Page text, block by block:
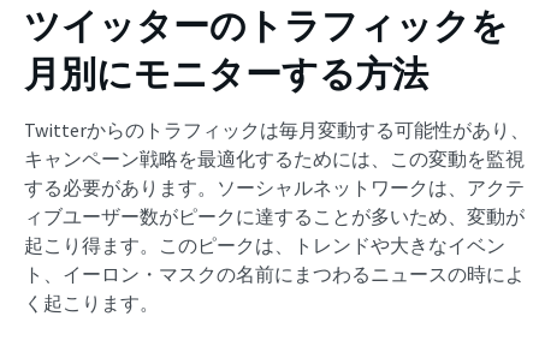
ツイッターのトラフィックを
月別にモニターする方法
Twitterからのトラフィックは毎月変動する可能性があり、
キャンペーン戦略を最適化するためには、この変動を監視
する必要があります。ソーシャルネットワークは、アクテ
ィブユーザー数がピークに達することが多いため、変動が
起こり得ます。このピークは、トレンドや大きなイベン
ト、イーロン・マスクの名前にまつわるニュースの時によ
く起こります。